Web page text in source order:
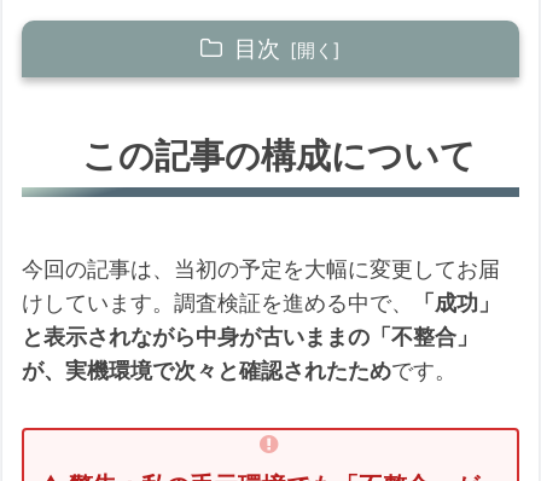
目次
この記事の構成について
記事内の情報の不確実性等に関する重要表記
💡 疑問：不整合があると、6月以降
「100%」起動しなくなるのか？
時間がない方へ：この記事での「クイック解
DB整合性が取れない実例がすでに発生してい
ます（コメントよりの実例）
この記事の構成について
今回の記事は、当初の予定を大幅に変更してお届
けしています。調査検証を進める中で、
「成功」
と表示されながら中身が古いままの「不整合」
が、実機環境で次々と確認されたためです。